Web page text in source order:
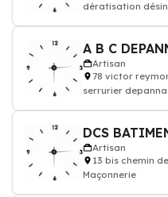
dératisation
Artisan
78 victor
serrurier
DCS
Artisan
13 bis chemin
Maçonnerie